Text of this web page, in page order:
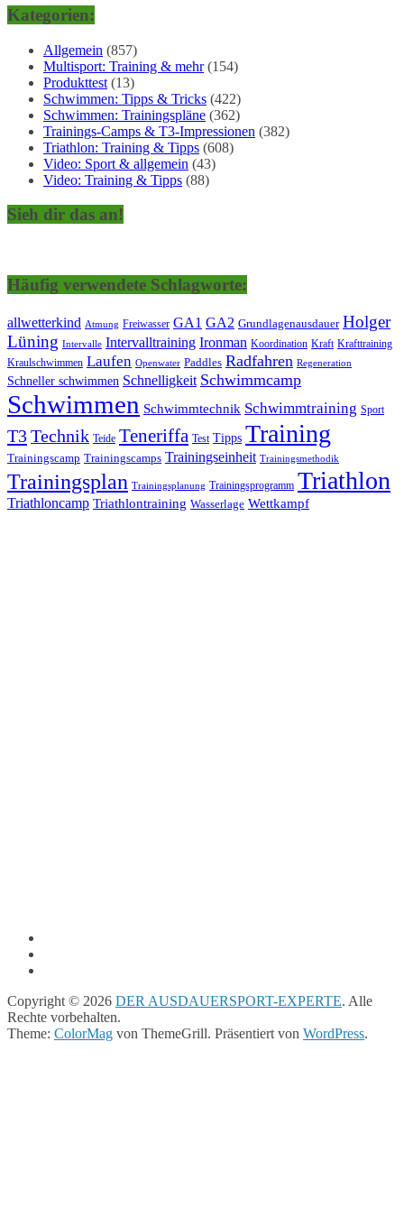
Kategorien:
Allgemein (857)
Multisport: Training & mehr(154)
Produkttest (13)
Schwimmen: Tipps & Tricks (422)
Schwimmen: Trainingspläne (362)
Trainings-Camps & T3-Impressionen (382)
Triathlon: Training & Tipps (608)
Video: Sport & allgemein (43)
Video: Training & Tipps (88)
Sieh dir das an!
Häufig verwendete Schlagworte:
allwetterkind Atmung Freiwasser GA1 GA2 Grundlagenausdauer Holger
Lüning Intervalle Intervalltraining Ironman Koordination Kraft Krafttraining
Kraulschwimmen Laufen Openwater Paddles Radfahren Regeneration
Schneller schwimmen Schnelligkeit Schwimmcamp
Schwimmen Schwimmtechnik Schwimmtraining Sport
T3Technik Teide Teneriffa Test Tipps Training
Trainingscamp Trainingscamps Trainingseinheit Trainingsmethodik
Trainingsplan Trainingsplanung Trainingsprogramm Triathlon
Triathloncamp Triathlontraining Wasserlage Wettkampf
Copyright © 2026 DER AUSDAUERSPORT-EXPERTE. Alle
Rechte vorbehalten.
Theme: ColorMag von ThemeGrill. Präsentiert von WordPress.